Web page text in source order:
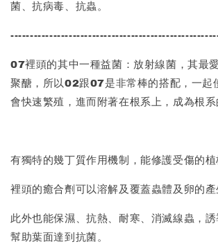
菌、抗病毒、抗蟲。
07裡頭的其中一種益菌：放射線菌，其最
聚醣，所以02跟07是非常棒的搭配，一起
會快速繁殖，進而附著在根系上，成為根
有獨特的幾丁質作用機制，能修護受傷的植
裡頭的癒合劑可以溶解及覆蓋蟲體及卵的產
此外也能保濕、抗熱、耐寒、消滅線蟲，誘
幫助葉面達到抗菌。